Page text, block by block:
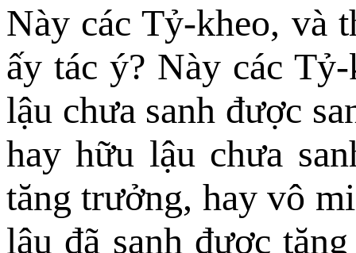
Này các Tỷ-kheo, và
ấy tác ý? Này các
lậu chưa sanh được
hay hữu lậu chưa
tăng trưởng, hay vô
lậu đã sanh được